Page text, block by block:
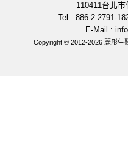
110411台北
Tel : 886-2-2791-
E-Mail :
Copyright © 2012-2026 麗彤生